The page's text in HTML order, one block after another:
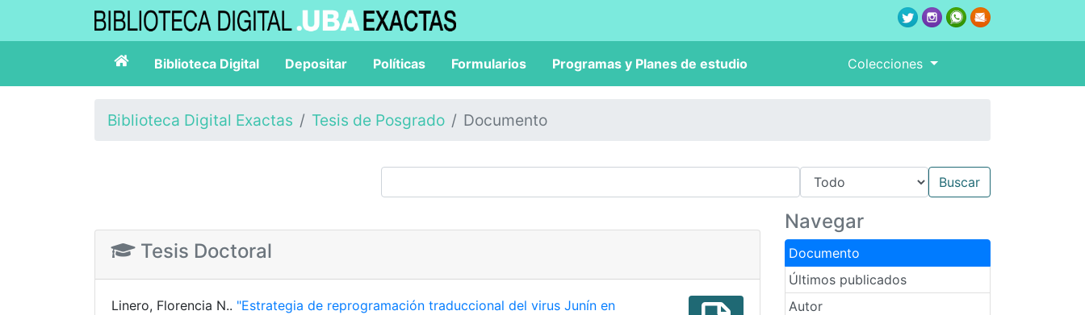
Biblioteca Digital Depositar Políticas Formularios Programas y Planes de estudio Colecciones
Biblioteca Digital Exactas Tesis de Posgrado Documento
Navegar
Documento
Últimos publicados
Autor
Tesis Doctoral
Linero, Florencia N.. "Estrategia de reprogramación traduccional del virus Junín en